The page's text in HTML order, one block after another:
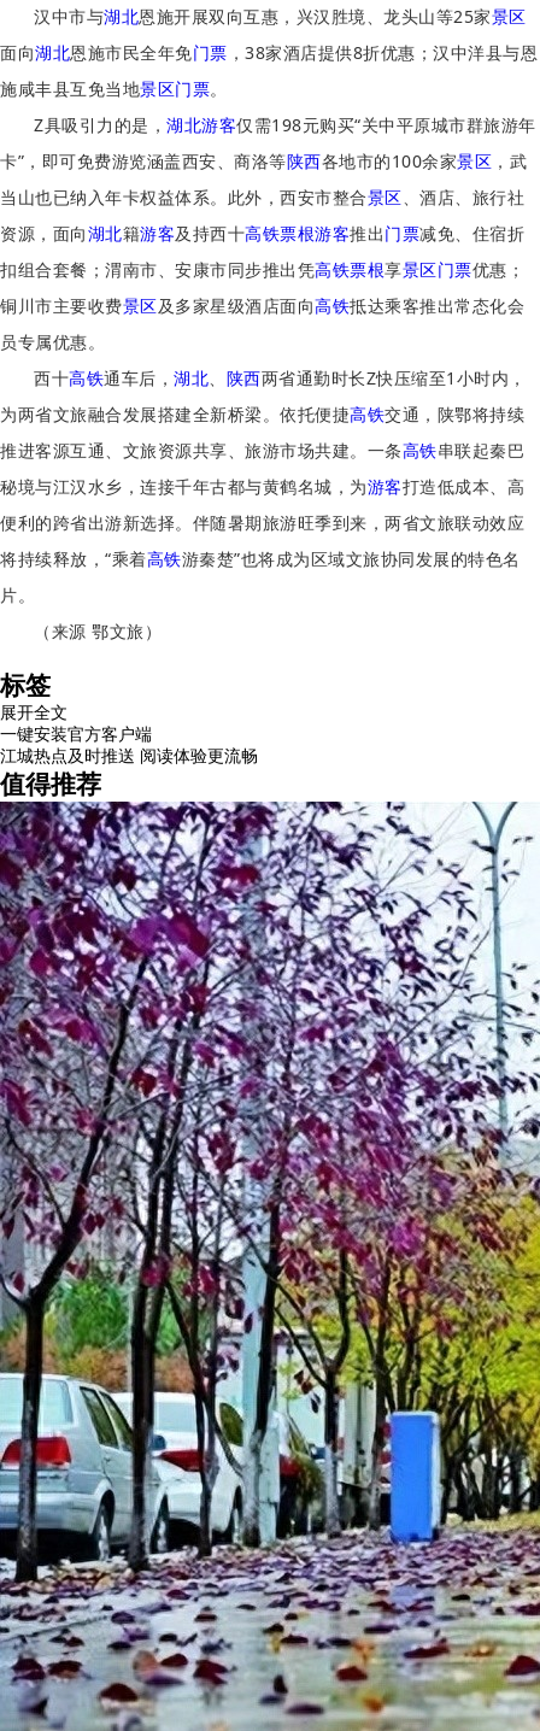
汉中市与湖北恩施开展双向互惠，兴汉胜境、龙头山等25家景区
面向湖北恩施市民全年免门票 ，38家酒店提供8折优惠；汉中洋县与恩
施咸丰县互免当地景区门票。
Z具吸引力的是， 湖北游客仅需198元购买“关中平原城市群旅游年
卡”，即可免费游览涵盖西安、商洛等陕西各地市的100余家景区 ，武
当山也已纳入年卡权益体系。此外，西安市整合景区、酒店、旅行社
资源，面向湖北籍游客及持西十高铁票根游客推出门票减免、住宿折
扣组合套餐；渭南市、安康市同步推出凭高铁票根享景区门票优惠；
铜川市主要收费景区及多家星级酒店面向高铁抵达乘客推出常态化会
员专属优惠。
西十高铁通车后， 湖北、 陕西两省通勤时长Z快压缩至1小时内，
为两省文旅融合发展搭建全新桥梁。依托便捷高铁交通，陕鄂将持续
推进客源互通、文旅资源共享、旅游市场共建。一条高铁串联起秦巴
秘境与江汉水乡，连接千年古都与黄鹤名城，为游客打造低成本、高
便利的跨省出游新选择。伴随暑期旅游旺季到来，两省文旅联动效应
将持续释放，“乘着高铁游秦楚”也将成为区域文旅协同发展的特色名
片。
（来源 鄂文旅）
标签
展开全文
一键安装官方客户端
江城热点及时推送 阅读体验更流畅
值得推荐